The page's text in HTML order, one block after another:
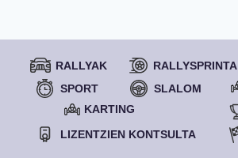
RALLYAK RALLYSPRINTA
SPORT
SLALOM
KARTING
LIZENTZIEN KONTSULTA